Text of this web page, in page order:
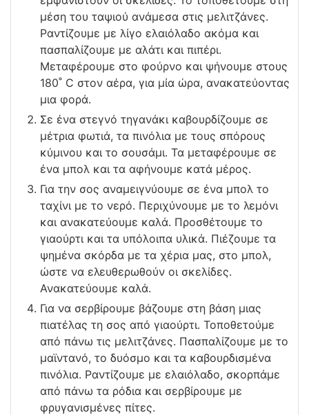
μέση του ταψιού ανάμεσα στις μελιτζάνες.
Ραντίζουμε με λίγο ελαιόλαδο ακόμα και
πασπαλίζουμε με αλάτι και πιπέρι.
Μεταφέρουμε στο φούρνο και ψήνουμε στους
180˚ C στον αέρα, για μία ώρα, ανακατεύοντας
μια φορά.
Σε ένα στεγνό τηγανάκι καβουρδίζουμε σε
μέτρια φωτιά, τα πινόλια με τους σπόρους
κύμινου και το σουσάμι. Τα μεταφέρουμε σε
ένα μπολ και τα αφήνουμε κατά μέρος.
Για την σος αναμειγνύουμε σε ένα μπολ το
ταχίνι με το νερό. Περιχύνουμε με το λεμόνι
και ανακατεύουμε καλά. Προσθέτουμε το
γιαούρτι και τα υπόλοιπα υλικά. Πιέζουμε τα
ψημένα σκόρδα με τα χέρια μας, στο μπολ,
ώστε να ελευθερωθούν οι σκελίδες.
Ανακατεύουμε καλά.
Για να σερβίρουμε βάζουμε στη βάση μιας
πιατέλας τη σος από γιαούρτι. Τοποθετούμε
από πάνω τις μελιτζάνες. Πασπαλίζουμε με το
μαϊντανό, το δυόσμο και τα καβουρδισμένα
πινόλια. Ραντίζουμε με ελαιόλαδο, σκορπάμε
από πάνω τα ρόδια και σερβίρουμε με
φρυγανισμένες πίτες.